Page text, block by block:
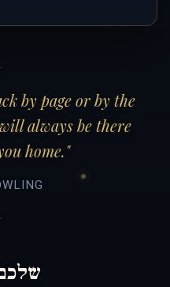
by page or by the
always be there
home."